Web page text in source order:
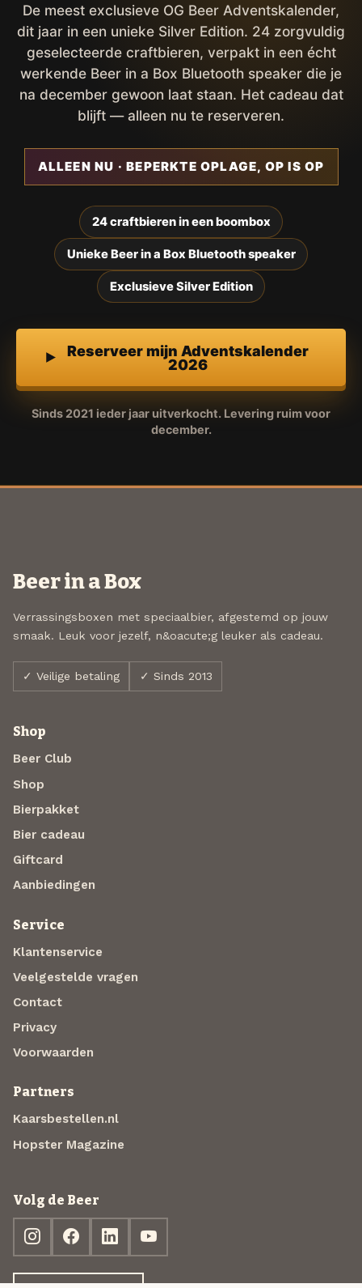
De meest exclusieve OG Beer Adventskalender,
dit jaar in een unieke Silver Edition. 24 zorgvuldig
geselecteerde craftbieren, verpakt in een écht
werkende Beer in a Box Bluetooth speaker die je
na december gewoon laat staan. Het cadeau dat
blijft — alleen nu te reserveren.
ALLEEN NU · BEPERKTE OPLAGE, OP IS OP
24 craftbieren in een boombox
Unieke Beer in a Box Bluetooth speaker
Exclusieve Silver Edition
Reserveer mijn Adventskalender
2026
Sinds 2021 ieder jaar uitverkocht. Levering ruim voor
december.
Beer in a Box
Verrassingsboxen met speciaalbier, afgestemd op jouw
smaak. Leuk voor jezelf, n&oacute;g leuker als cadeau.
✓ Veilige betaling ✓ Sinds 2013
Shop
Beer Club
Shop
Bierpakket
Bier cadeau
Giftcard
Aanbiedingen
Service
Klantenservice
Veelgestelde vragen
Contact
Privacy
Voorwaarden
Partners
Kaarsbestellen.nl
Hopster Magazine
Volg de Beer